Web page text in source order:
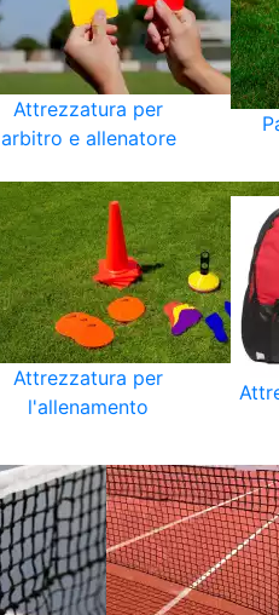
Attrezzatura per
arbitro e allenatore
Attrezzatura per
l'allenamento